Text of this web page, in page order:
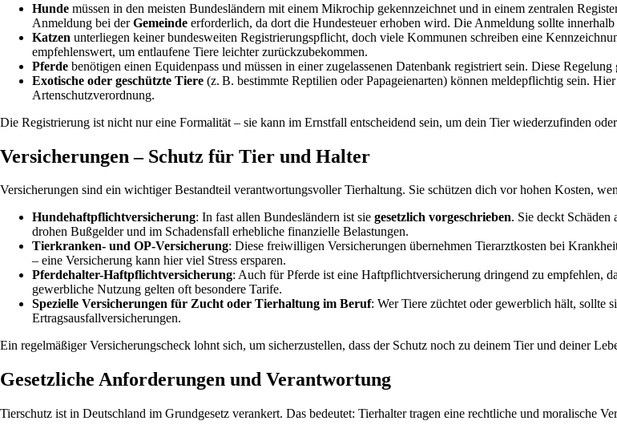
Hunde müssen in den meisten Bundesländern mit einem Mikrochip gekennzeichnet und in einem zentralen
Anmeldung bei derGemeinde erforderlich, da dort die Hundesteuer erhoben wird. Die Anmeldung sollte
Katzen unterliegen keiner bundesweiten Registrierungspflicht, doch viele Kommunen schreiben eine
empfehlenswert, um entlaufene Tiere leichter zurückzubekommen.
Pferde benötigen einen Equidenpass und müssen in einer zugelassenen Datenbank registriert sein. Diese
Exotische oder geschützte Tiere (z. B. bestimmte Reptilien oder Papageienarten) können meldepflichtig sein.
Artenschutzverordnung.
Die Registrierung ist nicht nur eine Formalität – sie kann im Ernstfall entscheidend sein, um dein Tier wiederzufinden
Versicherungen – Schutz für Tier und Halter
Versicherungen sind ein wichtiger Bestandteil verantwortungsvoller Tierhaltung. Sie schützen dich vor hohen Kosten,
Hundehaftpflichtversicherung: In fast allen Bundesländern ist sie gesetzlich vorgeschrieben. Sie deckt Schäden
drohen Bußgelder und im Schadensfall erhebliche finanzielle Belastungen.
Tierkranken- und OP-Versicherung: Diese freiwilligen Versicherungen übernehmen Tierarztkosten bei
– eine Versicherung kann hier viel Stress ersparen.
Pferdehalter-Haftpflichtversicherung: Auch für Pferde ist eine Haftpflichtversicherung dringend zu empfehlen,
gewerbliche Nutzung gelten oft besondere Tarife.
Spezielle Versicherungen für Zucht oder Tierhaltung im Beruf: Wer Tiere züchtet oder gewerblich hält, sollte
Ertragsausfallversicherungen.
Ein regelmäßiger Versicherungscheck lohnt sich, um sicherzustellen, dass der Schutz noch zu deinem Tier und deiner
Gesetzliche Anforderungen und Verantwortung
Tierschutz ist in Deutschland im Grundgesetz verankert. Das bedeutet: Tierhalter tragen eine rechtliche und moralische